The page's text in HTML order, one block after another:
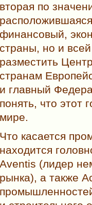
вторая по
финансовый,
страны, но и
разместить
странам
и главный
понять, что этот
мире.
Что касается
находится
Aventis (лидер
рынка), а также